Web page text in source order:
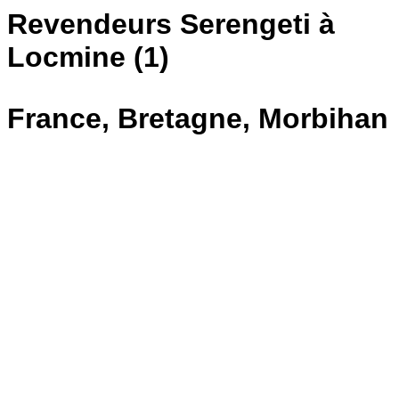
Revendeurs Serengeti à
Locmine (1)
France, Bretagne, Morbihan